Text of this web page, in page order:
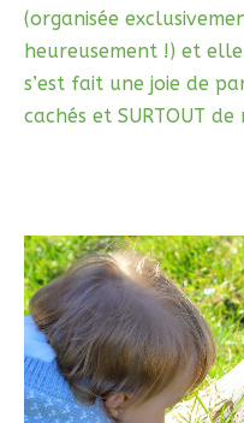
(organisée
heureusement !) et
s’est fait une joie de
cachés et SURTOUT